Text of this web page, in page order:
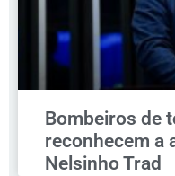
Bombeiros de
reconhecem a
Nelsinho Trad